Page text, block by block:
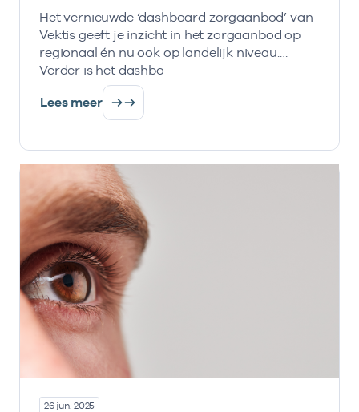
Het vernieuwde ‘dashboard zorgaanbod’ van
Vektis geeft je inzicht in het zorgaanbod op
regionaal én nu ook op landelijk niveau.
Verder is het dashbo
Lees meer
26 jun. 2025